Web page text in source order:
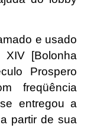
e usado
[Bolonha
Prospero
freqüência
entregou a
partir de sua